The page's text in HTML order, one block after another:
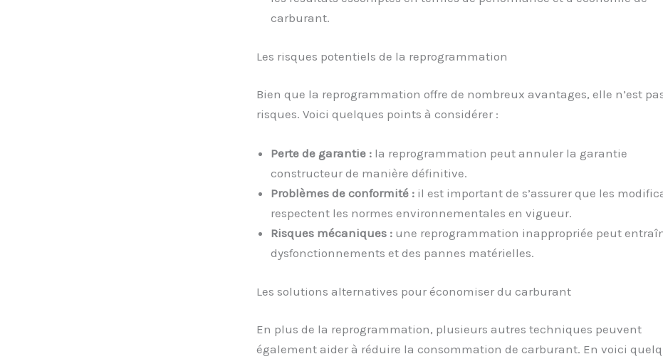
carburant.
Les risques potentiels de la reprogrammation
Bien que la reprogrammation offre de nombreux avantages, elle n’est
risques. Voici quelques points à considérer :
Perte de garantie :la reprogrammation peut annuler la garantie
constructeur de manière définitive.
Problèmes de conformité :il est important de s’assurer que les
respectent les normes environnementales en vigueur.
Risques mécaniques :une reprogrammation inappropriée peut
dysfonctionnements et des pannes matérielles.
Les solutions alternatives pour économiser du carburant
En plus de la reprogrammation, plusieurs autres techniques peuvent
également aider à réduire la consommation de carburant. En voici